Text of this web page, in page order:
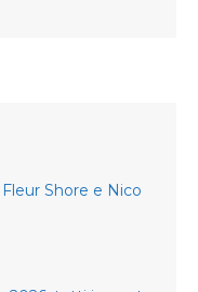
Shore e Nico